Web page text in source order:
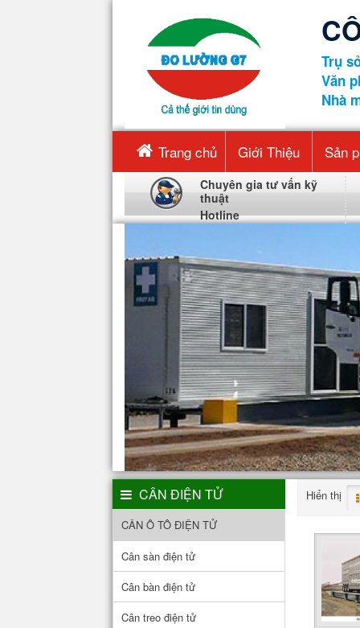
Trụ
Văn
Nhà
Trang chủ Giới Thiệu Sản
Chuyên gia tư vấn kỹ
thuật
Hotline
CÂN ĐIỆN TỬ
CÂN Ô TÔ ĐIỆN TỬ
Cân sàn điện tử
Cân bàn điện tử
Cân treo điện tử
Hiển thị